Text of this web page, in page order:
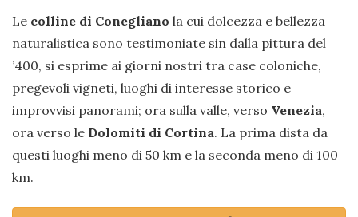
Le colline di Conegliano la cui dolcezza e bellezza
naturalistica sono testimoniate sin dalla pittura del
’400, si esprime ai giorni nostri tra case coloniche,
pregevoli vigneti, luoghi di interesse storico e
improvvisi panorami; ora sulla valle, verso Venezia,
ora verso le Dolomiti di Cortina. La prima dista da
questi luoghi meno di 50 km e la seconda meno di 100
km.